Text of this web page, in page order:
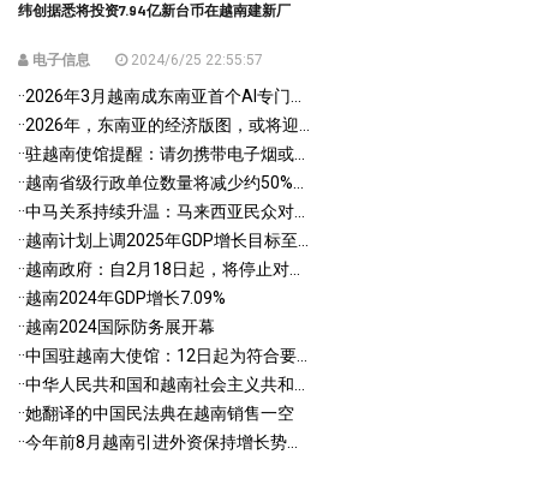
纬创据悉将投资7.94亿新台币在越南建新厂
电子信息 2024/6/25 22:55:57
··2026年3月越南成东南亚首个AI专门...
··2026年，东南亚的经济版图，或将迎...
··驻越南使馆提醒：请勿携带电子烟或...
··越南省级行政单位数量将减少约50%...
··中马关系持续升温：马来西亚民众对...
··越南计划上调2025年GDP增长目标至...
··越南政府：自2月18日起，将停止对...
··越南2024年GDP增长7.09%
··越南2024国际防务展开幕
··中国驻越南大使馆：12日起为符合要...
··中华人民共和国和越南社会主义共和...
··她翻译的中国民法典在越南销售一空
··今年前8月越南引进外资保持增长势...